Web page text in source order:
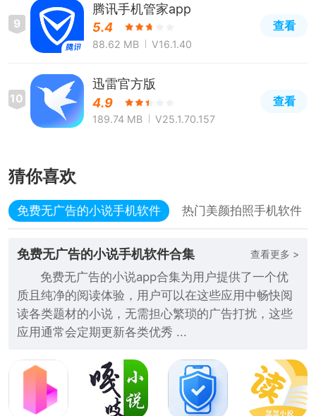
9
腾讯手机管家app
5.4
88.62 MB V16.1.40
查看
10
迅雷官方版
4.9
189.74 MB V25.1.70.157
查看
猜你喜欢
免费无广告的小说手机软件 热门美颜拍照手机软件
免费无广告的小说手机软件合集 查看更多 >
免费无广告的小说app合集为用户提供了一个优
质且纯净的阅读体验，用户可以在这些应用中畅快阅
读各类题材的小说，无需担心繁琐的广告打扰，这些
应用通常会定期更新各类优秀 ...